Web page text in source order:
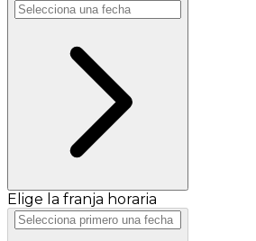
Elige la franja horaria